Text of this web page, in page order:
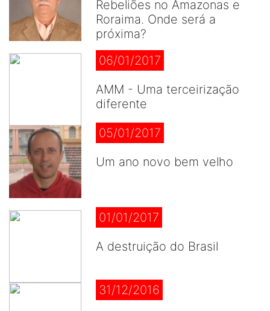
Rebeliões no Amazonas e
Roraima. Onde será a
próxima?
06/01/2017
AMM - Uma terceirização
diferente
05/01/2017
Um ano novo bem velho
01/01/2017
A destruição do Brasil
31/12/2016